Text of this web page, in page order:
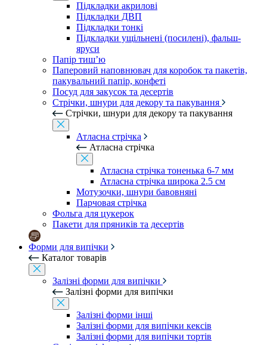
Підкладки акрилові
Підкладки ДВП
Підкладки тонкі
Підкладки ущільнені (посилені), фальш-
яруси
Папір тиш’ю
Паперовий наповнювач для коробок та пакетів,
пакувальний папір, конфеті
Посуд для закусок та десертів
Стрічки, шнури для декору та пакування
Стрічки, шнури для декору та пакування
Атласна стрічка
Атласна стрічка
Атласна стрічка тоненька 6-7 мм
Атласна стрічка широка 2.5 см
Мотузочки, шнури бавовняні
Парчовая стрічка
Фольга для цукерок
Пакети для пряників та десертів
Форми для випічки
Каталог товарів
Залізні форми для випічки
Залізні форми для випічки
Залізні форми інші
Залізні форми для випічки кексів
Залізні форми для випічки тортів